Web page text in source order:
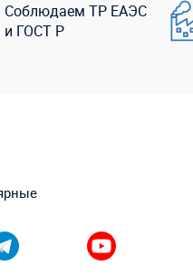
Соблюдаем ТР ЕАЭС
и ГОСТ Р